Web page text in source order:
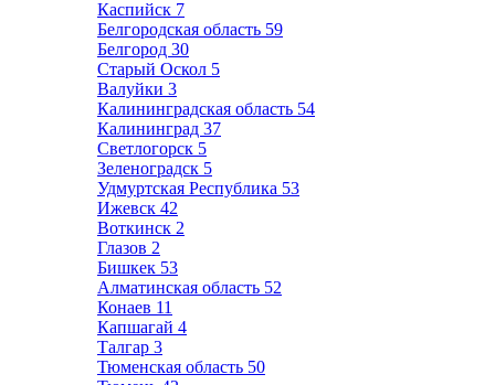
Каспийск 7
Белгородская область 59
Белгород 30
Старый Оскол 5
Валуйки 3
Калининградская область 54
Калининград 37
Светлогорск 5
Зеленоградск 5
Удмуртская Республика 53
Ижевск 42
Воткинск 2
Глазов 2
Бишкек 53
Алматинская область 52
Конаев 11
Капшагай 4
Талгар 3
Тюменская область 50